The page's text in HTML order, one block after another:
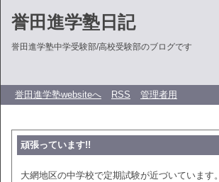
誉田進学塾日記
誉田進学塾中学受験部/高校受験部のブログです
誉田進学塾websiteへ RSS 管理者用
頑張っています!!
大網地区の中学校で定期試験が近づいています。